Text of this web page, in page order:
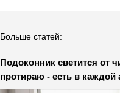
Больше статей:
Подоконник светится от
протираю - есть в каждой